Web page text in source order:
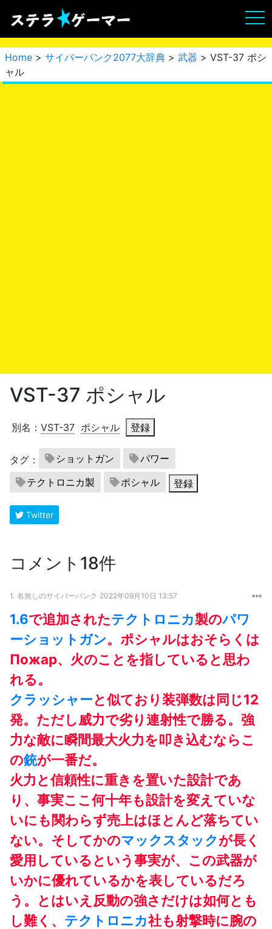
Home > サイバーパンク2077大辞典 > 武器 > VST-37 ポシ
ャル
VST-37 ポシャル
別名： VST-37 ポシャル 登録
タグ： ショットガン
パワー
テクトロニカ製
ポシャル 登録
Twitter
コメント18件
1. 名無しのサイバーパンク 2022年09月10日 13:57
1.6で追加されたテクトロニカ製のパワ
ーショットガン。ポシャルはおそらくは
Пожар、火のことを指していると思わ
れる。
クラッシャーと似ており装弾数は同じ12
発。ただし威力で劣り連射性で勝る。強
力な敵に瞬間最大火力を叩き込むならこ
の銃が一番だ。
火力と信頼性に重きを置いた設計であ
り、事実ここ何十年も設計を変えていな
いにも関わらず売上はほとんど落ちてい
ない。そしてかのマックスタックが長く
愛用しているという事実が、この武器が
いかに優れているかを表しているだろ
う。とはいえ反動の強さだけは如何とも
し難く、 テクトロニカ社も射撃時に腕の